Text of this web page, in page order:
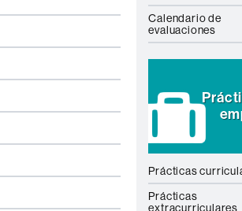
Calendario de
evaluaciones
Prácticas
Prácticas
extracurriculares